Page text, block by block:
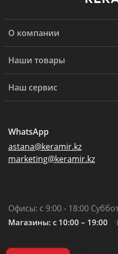
О компании
Наши товары
Наш сервис
WhatsApp
astana@keramir.kz
marketing@keramir.kz
Офисы: с 9:00 - 18:00
Магазины: c 10:00 – 19:00